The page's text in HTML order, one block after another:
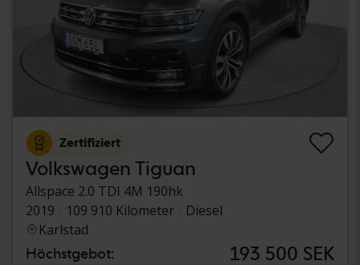
Zertifiziert
Volkswagen Tiguan
Allspace 2.0 TDI 4M 190hk
2019
109 910 Kilometer
Diesel
Karlstad
Höchstgebot: 193 500 SEK